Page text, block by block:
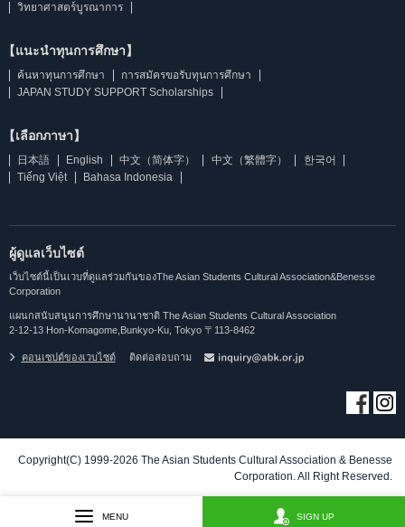
วิทยาศาสตร์บูรณาการ
【แนะนำทุนการศึกษา】
ค้นหาทุนการศึกษา
การสมัครขอรับทุนการศึกษา
JAPAN STUDY SUPPORT Scholarships
【เลือกภาษา】
日本語 English 中文（简体字） 中文（繁體字）
한국어
Tiếng Việt
Bahasa Indonesia
ผู้ดูแลเว็บไซต์
เว็บไซต์นี้เป็นเวบที่ดูแลร่วมกันของThe Asian Students Cultural Association&Benesse
Corporation
แผนกสนับสนุนการศึกษานานาชาติ The Asian Students Cultural Association
2-12-13 Hon-Komagome,Bunkyo-Ku, Tokyo 〒113-8462
คอนเซปต์ของเวบไซต์ ติดต่อสอบถาม
Copyright(C) 1999-2026 The Asian Students Cultural Association & Benesse
Corporation. All Right Reserved.
MENU SIGN UP